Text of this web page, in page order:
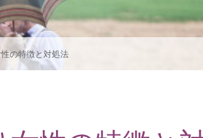
の特徴と対処法